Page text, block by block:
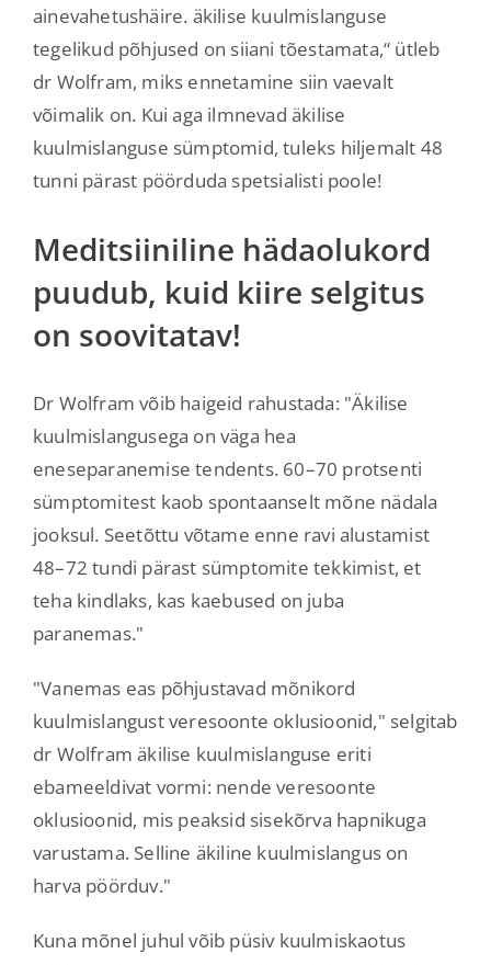
ainevahetushäire. äkilise kuulmislanguse
tegelikud põhjused on siiani tõestamata,“ ütleb
dr Wolfram, miks ennetamine siin vaevalt
võimalik on. Kui aga ilmnevad äkilise
kuulmislanguse sümptomid, tuleks hiljemalt 48
tunni pärast pöörduda spetsialisti poole!
Meditsiiniline hädaolukord
puudub, kuid kiire selgitus
on soovitatav!
Dr Wolfram võib haigeid rahustada: "Äkilise
kuulmislangusega on väga hea
eneseparanemise tendents. 60–70 protsenti
sümptomitest kaob spontaanselt mõne nädala
jooksul. Seetõttu võtame enne ravi alustamist
48–72 tundi pärast sümptomite tekkimist, et
teha kindlaks, kas kaebused on juba
paranemas."
"Vanemas eas põhjustavad mõnikord
kuulmislangust veresoonte oklusioonid," selgitab
dr Wolfram äkilise kuulmislanguse eriti
ebameeldivat vormi: nende veresoonte
oklusioonid, mis peaksid sisekõrva hapnikuga
varustama. Selline äkiline kuulmislangus on
harva pöörduv."
Kuna mõnel juhul võib püsiv kuulmiskaotus